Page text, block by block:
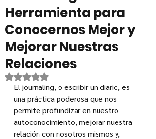
Herramienta para
Conocernos Mejor y
Mejorar Nuestras
Relaciones
Obtuvo NaN de 5 estrellas.
El journaling, o escribir un diario, es
una práctica poderosa que nos
permite profundizar en nuestro
autoconocimiento, mejorar nuestra
relación con nosotros mismos y,